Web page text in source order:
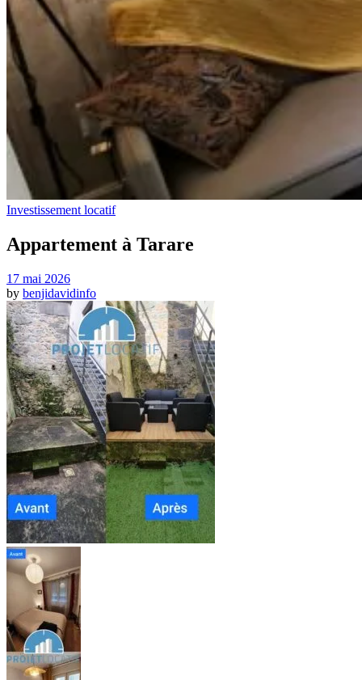
Investissement locatif
Appartement à Tarare
17 mai 2026
by benjidavidinfo